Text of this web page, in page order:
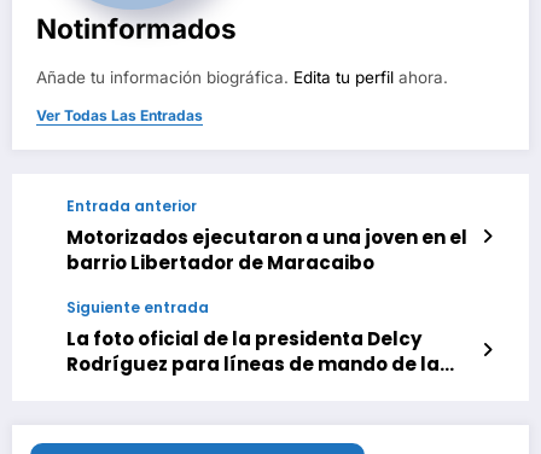
Notinformados
Añade tu información biográfica. Edita tu perfil ahora.
Ver Todas Las Entradas
Entrada anterior
Motorizados ejecutaron a una joven en el
barrio Libertador de Maracaibo
Siguiente entrada
La foto oficial de la presidenta Delcy
Rodríguez para líneas de mando de la